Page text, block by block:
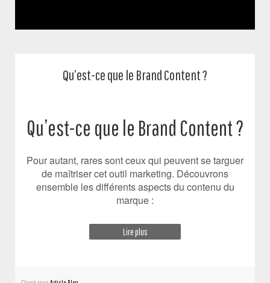
Qu’est-ce que le Brand Content ?
Qu’est-ce que le Brand Content ?
Pour autant, rares sont ceux qui peuvent se targuer
de maîtriser cet outil marketing. Découvrons
ensemble les différents aspects du contenu du
marque :
Lire plus